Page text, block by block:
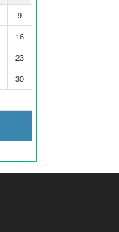
9
16
23
30